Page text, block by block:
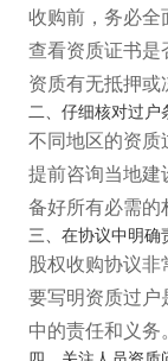
收购前，务必全
查看资质证书
资质有无抵押或
二、仔细核对过户
不同地区的资质
提前咨询当地
备好所有必需的
三、在协议中明确
股权收购协议非
要写明资质过户
中的责任和义务